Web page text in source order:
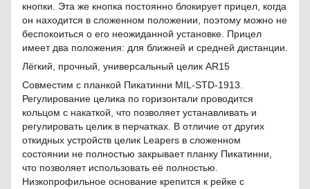
кнопки. Эта же кнопка постоянно блокирует прицел, когда
он находится в сложенном положении, поэтому можно не
беспокоиться о его неожиданной установке. Прицел
имеет два положения: для ближней и средней дистанции.
Лёгкий, прочный, универсальный целик AR15
Совместим с планкой Пикатинни MIL-STD-1913.
Регулирование целика по горизонтали проводится
кольцом с накаткой, что позволяет устанавливать и
регулировать целик в перчатках. В отличие от других
откидных устройств целик Leapers в сложенном
состоянии не полностью закрывает планку Пикатинни,
что позволяет использовать её полностью.
Низкопрофильное основание крепится к рейке с